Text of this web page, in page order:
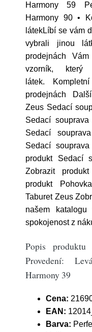
Harmony 59
Harmony 90 •
látekLíbí se vám
vybrali jinou
prodejnách
vzorník,
látek.
prodejnách
Zeus Sedací
Sedací
Sedací
Sedací
produkt Sedací
Zobrazit
produkt
Taburet Zeus
našem katalogu
spokojenost z
Popis
Provedení:
Harmony 39
Cena:
EAN:
Barva: